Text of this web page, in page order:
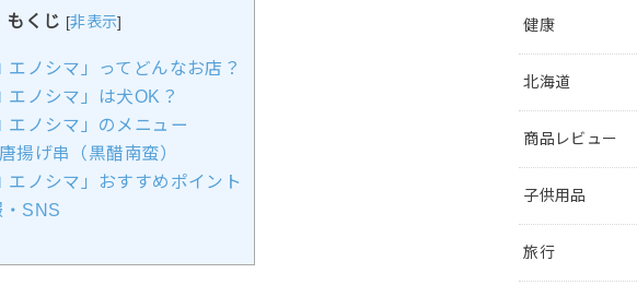
もくじ [非表示]
エノシマ」ってどんなお店？
エノシマ」は犬OK？
エノシマ」のメニュー
唐揚げ串（黒醋南蛮）
エノシマ」おすすめポイント
・SNS
健康
北海道
商品レビュー
子供用品
旅行